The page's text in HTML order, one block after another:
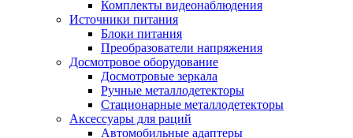
Комплекты видеонаблюдения
Источники питания
Блоки питания
Преобразователи напряжения
Досмотровое оборудование
Досмотровые зеркала
Ручные металлодетекторы
Стационарные металлодетекторы
Аксессуары для раций
Автомобильные адаптеры